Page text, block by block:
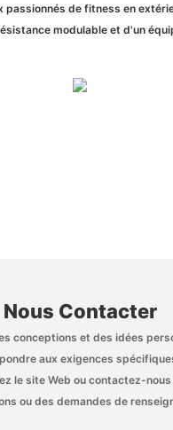
passionnés de fitness en
modulable et d'un
Nous Contacter
conceptions et des idées
aux exigences
le site Web ou contactez-
ou des demandes de